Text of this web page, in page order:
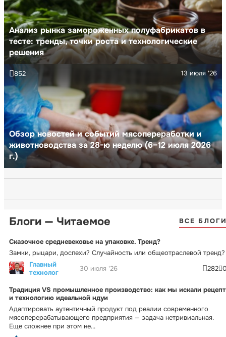
Анализ рынка замороженных полуфабрикатов в
тесте: тренды, точки роста и технологические
решения
Обзор новостей и событий мясопереработки и
животноводства за 28-ю неделю (6–12 июля 2026
г.)
13 июля '26
852
Блоги — Читаемое ВСЕ
Сказочное средневековье на упаковке. Тренд?
Замки, рыцари, доспехи? Случайность или общеотраслевой тренд?
Главный
технолог
30 июля '26 282
Традиция VS промышленное производство: как мы искали рецепт
и технологию идеальной ндуи
Адаптировать аутентичный продукт под реалии современного
мясоперерабатывающего предприятия — задача нетривиальная.
Еще сложнее при этом не...